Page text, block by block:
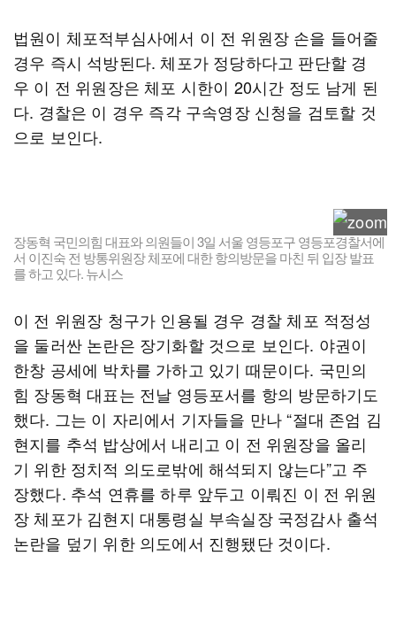
법원이 체포적부심사에서 이 전 위원장 손을 들어줄
경우 즉시 석방된다. 체포가 정당하다고 판단할 경
우 이 전 위원장은 체포 시한이 20시간 정도 남게 된
다. 경찰은 이 경우 즉각 구속영장 신청을 검토할 것
으로 보인다.
장동혁 국민의힘 대표와 의원들이 3일 서울 영등포구 영등포경찰서에
서 이진숙 전 방통위원장 체포에 대한 항의방문을 마친 뒤 입장 발표
를 하고 있다. 뉴시스
이 전 위원장 청구가 인용될 경우 경찰 체포 적정성
을 둘러싼 논란은 장기화할 것으로 보인다. 야권이
한창 공세에 박차를 가하고 있기 때문이다. 국민의
힘 장동혁 대표는 전날 영등포서를 항의 방문하기도
했다. 그는 이 자리에서 기자들을 만나 “절대 존엄 김
현지를 추석 밥상에서 내리고 이 전 위원장을 올리
기 위한 정치적 의도로밖에 해석되지 않는다”고 주
장했다. 추석 연휴를 하루 앞두고 이뤄진 이 전 위원
장 체포가 김현지 대통령실 부속실장 국정감사 출석
논란을 덮기 위한 의도에서 진행됐단 것이다.